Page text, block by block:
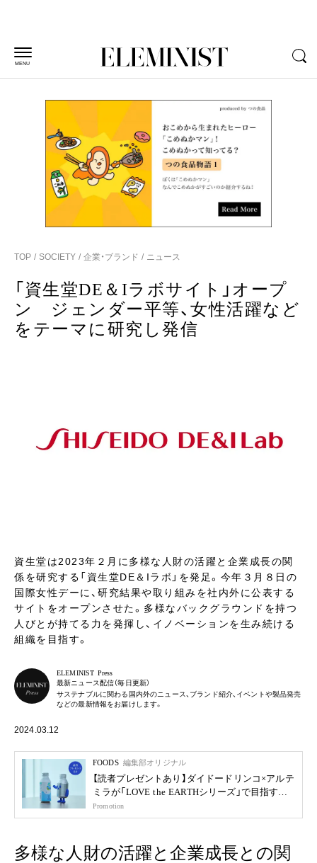
MENU
TOP SOCIETY 企業・ブランド ニュース
「資生堂DE＆Iラボサイト」オープ
ン ジェンダー平等、女性活躍など
をテーマに研究し発信
資生堂は2023年２月に多様な人財の活躍と企業成長の関
係を研究する「資生堂DE＆Iラボ」を発足。今年３月８日の
国際女性デーに、研究結果や取り組みを社内外に公表する
サイトをオープンさせた。多様なバックグラウンドを持つ
人びとが持てる力を発揮し、イノベーションを生み続ける
組織を目指す。
ELEMINIST Press
最新ニュース配信（毎日更新）
サステナブルに関わる国内外のニュース、ブランド紹介、イベントや製品発売
などの最新情報をお届けします。
2024.03.12
FOODS 編集部オリジナル
【読者プレゼントあり】ダイドードリンコ×アルテ
ミラが「LOVE the EARTHシリーズ」で目指す未
来
Promotion
多様な人財の活躍と企業成長との関